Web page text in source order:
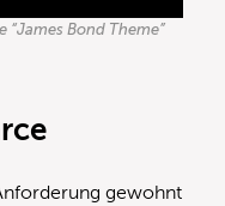
“James Bond Theme”
gewohnt